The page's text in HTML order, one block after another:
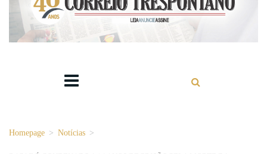
Homepage > Notícias >